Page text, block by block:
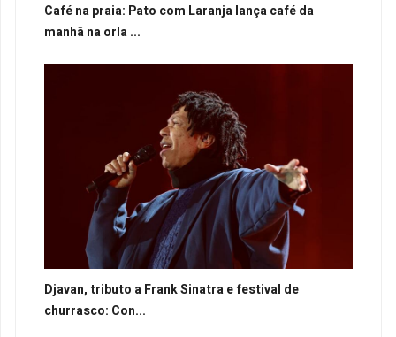
Café na praia: Pato com Laranja lança café da
manhã na orla ...
Djavan, tributo a Frank Sinatra e festival de
churrasco: Con...